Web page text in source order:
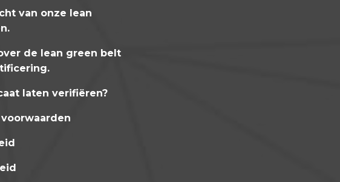
van onze lean
.
de lean green belt
.
laten verifiëren?